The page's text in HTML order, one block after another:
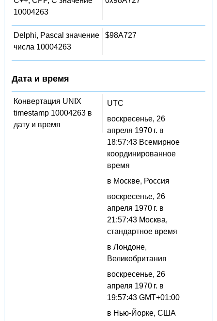
10004263
Delphi, Pascal значение
числа 10004263
$98A727
Дата и время
Конвертация UNIX
timestamp 10004263 в
дату и время
UTC
воскресенье, 26
апреля 1970 г. в
18:57:43 Всемирное
координированное
время
в Москве, Россия
воскресенье, 26
апреля 1970 г. в
21:57:43 Москва,
стандартное время
в Лондоне,
Великобритания
воскресенье, 26
апреля 1970 г. в
19:57:43 GMT+01:00
в Нью-Йорке, США